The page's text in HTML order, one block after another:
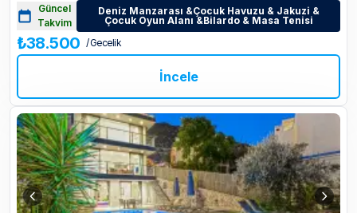
Güncel
Takvim
Deniz Manzarası &Çocuk Havuzu & Jakuzi &
Çocuk Oyun Alanı &Bilardo & Masa Tenisi
₺38.500 / Gecelik
İncele